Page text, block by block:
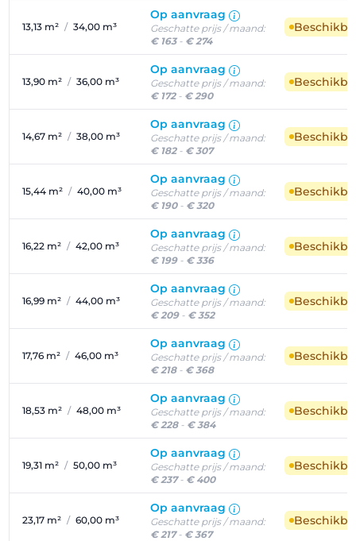
13,13 m² / 34,00 m³
Op aanvraag
Geschatte prijs / maand:
€ 163- € 274
13,90 m² / 36,00 m³
Op aanvraag
Geschatte prijs / maand:
€ 172- € 290
14,67 m² / 38,00 m³
Op aanvraag
Geschatte prijs / maand:
€ 182- € 307
15,44 m² / 40,00 m³
Op aanvraag
Geschatte prijs / maand:
€ 190- € 320
16,22 m² / 42,00 m³
Op aanvraag
Geschatte prijs / maand:
€ 199- € 336
16,99 m² / 44,00 m³
Op aanvraag
Geschatte prijs / maand:
€ 209- € 352
17,76 m² / 46,00 m³
Op aanvraag
Geschatte prijs / maand:
€ 218- € 368
18,53 m² / 48,00 m³
Op aanvraag
Geschatte prijs / maand:
€ 228- € 384
19,31 m² / 50,00 m³
Op aanvraag
Geschatte prijs / maand:
€ 237- € 400
23,17 m² / 60,00 m³
Op aanvraag
Geschatte prijs / maand:
€ 217- € 367